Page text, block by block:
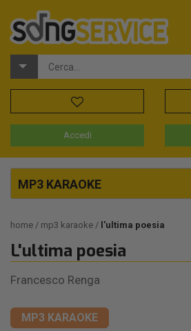
Accedi
MP3 KARAOKE
home mp3 karaoke l'ultima poesia
L'ultima poesia
Francesco Renga
MP3 KARAOKE